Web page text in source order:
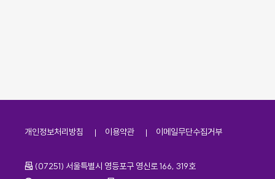
개인정보처리방침 이용약관 이메일무단수집거부
주소
(07251) 서울특별시 영등포구 영신로 166, 319호